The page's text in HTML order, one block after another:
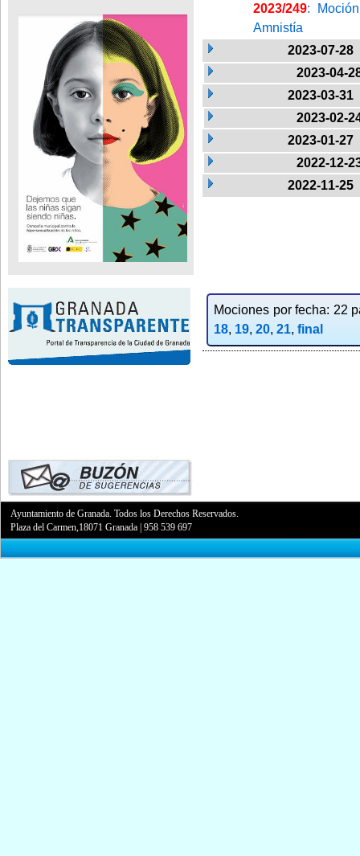
2023/249:
Amnistía
2023-07-28
2023-04-
2023-03-31
2023-02-
2023-01-27
2022-12-
2022-11-25
Mociones por fecha: 22
18, 19, 20, 21, final
Ayuntamiento de Granada. Todos los Derechos Reservados.
Plaza del Carmen,18071 Granada |958 539 697